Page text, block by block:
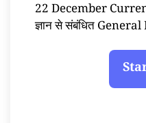
22 December
ज्ञान से संबंधित